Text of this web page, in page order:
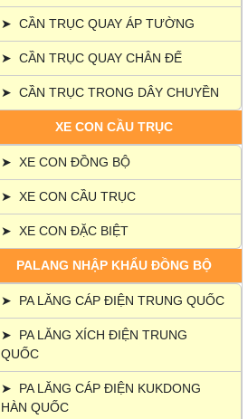
➤ CẦN TRỤC QUAY ÁP TƯỜNG
➤ CẦN TRỤC QUAY CHÂN ĐẾ
➤ CẦN TRỤC TRONG DÂY CHUYỀN
XE CON CẦU TRỤC
➤ XE CON ĐỒNG BỘ
➤ XE CON CẦU TRỤC
➤ XE CON ĐẶC BIỆT
PALANG NHẬP KHẨU ĐỒNG BỘ
➤ PA LĂNG CÁP ĐIỆN TRUNG QUỐC
➤
PA LĂNG XÍCH ĐIỆN TRUNG
QUỐC
➤
PA LĂNG CÁP ĐIỆN KUKDONG
HÀN QUỐC